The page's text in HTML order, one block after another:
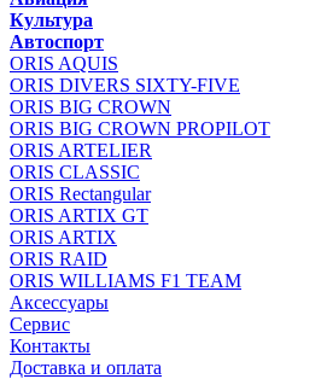
Культура
Автоспорт
ORIS AQUIS
ORIS DIVERS SIXTY-FIVE
ORIS BIG CROWN
ORIS BIG CROWN PROPILOT
ORIS ARTELIER
ORIS CLASSIC
ORIS Rectangular
ORIS ARTIX GT
ORIS ARTIX
ORIS RAID
ORIS WILLIAMS F1 TEAM
Аксессуары
Сервис
Контакты
Доставка и оплата